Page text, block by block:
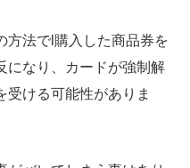
方法でl購入した商品券を
になり、カードが強制解
受ける可能性がありま